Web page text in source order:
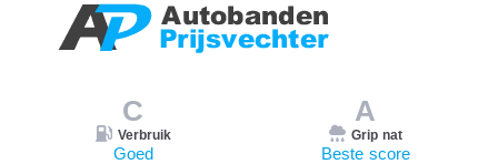
C
Verbruik
Goed
A
Grip nat
Beste score